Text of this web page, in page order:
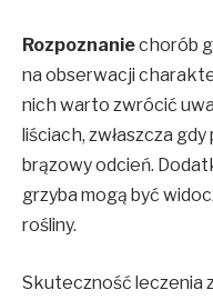
Rozpoznaniechorób
na obserwacji
nich warto zwrócić
liściach, zwłaszcza
brązowy odcień.
grzyba mogą być
rośliny.
Skuteczność leczenia